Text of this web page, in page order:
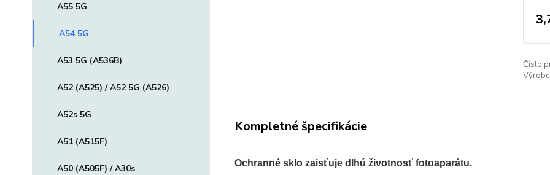
A55 5G
A54 5G
A53 5G (A536B)
A52 (A525) / A52 5G (A526)
A52s 5G
A51 (A515F)
A50 (A505F) / A30s
Číslo
Kompletné špecifikácie
Ochranné sklo zaisťuje dlhú životnosť fotoaparátu.